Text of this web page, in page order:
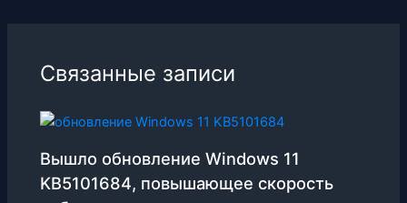
Связанные записи
Вышло обновление Windows 11
KB5101684, повышающее скорость